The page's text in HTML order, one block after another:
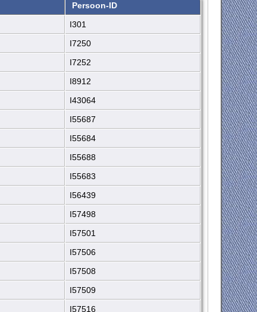
Persoon-ID
I301
I7250
I7252
I8912
I43064
I55687
I55684
I55688
I55683
I56439
I57498
I57501
I57506
I57508
I57509
I57516